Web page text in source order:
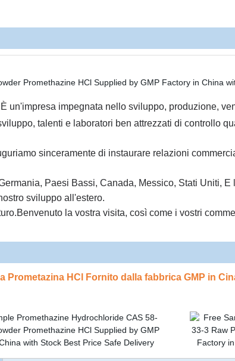
È un'impresa impegnata nello sviluppo, produzione,
talenti e laboratori ben attrezzati di controllo
sinceramente di instaurare relazioni
Paesi Bassi, Canada, Messico, Stati Uniti,
sviluppo all'estero.
Benvenuto la vostra visita, così come i vostri
HCl Fornito dalla fabbrica GMP in